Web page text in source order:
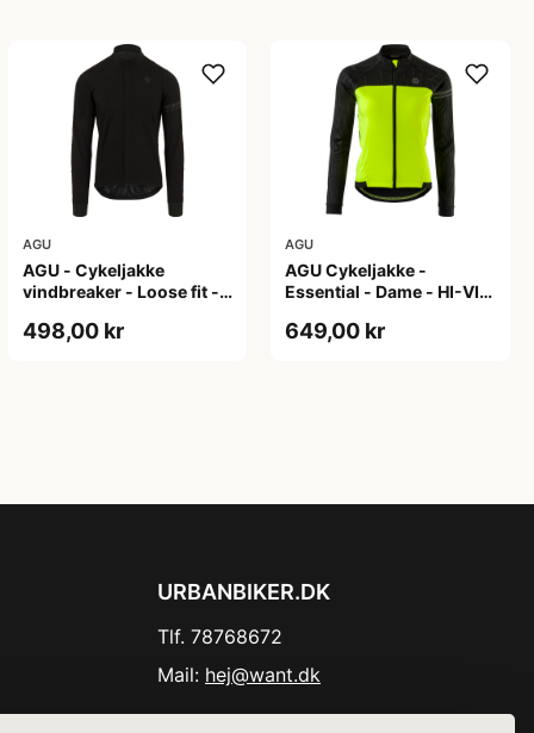
AGU
AGU - Cykeljakke
vindbreaker - Loose fit -
498,00 kr
AGU
AGU Cykeljakke -
Essential - Dame - HI-VIS
649,00 kr
URBANBIKER.DK
Tlf. 78768672
Mail: hej@want.dk